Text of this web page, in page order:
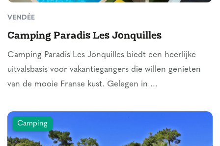
VENDÉE
Camping Paradis Les Jonquilles
Camping Paradis Les Jonquilles biedt een heerlijke
uitvalsbasis voor vakantiegangers die willen genieten
van de mooie Franse kust. Gelegen in ...
Camping